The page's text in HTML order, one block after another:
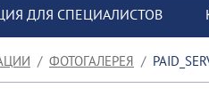
ДЛЯ СПЕЦИАЛИСТОВ
ФОТОГАЛЕРЕЯ